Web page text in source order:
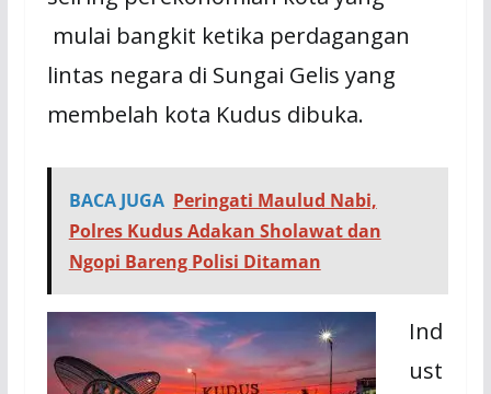
mulai bangkit ketika perdagangan
lintas negara di Sungai Gelis yang
membelah kota Kudus dibuka.
BACA JUGA Peringati Maulud Nabi,
Polres Kudus Adakan Sholawat dan
Ngopi Bareng Polisi Ditaman
Ind
ust